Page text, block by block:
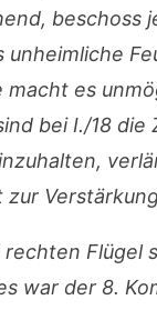
beschoss
unheimliche
es
bei I./18 die
zur
Flügel
war der 8.